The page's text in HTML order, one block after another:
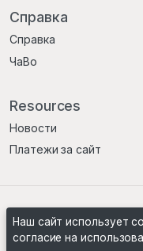
Справка
Справка
ЧаВо
Resources
Новости
Платежи за сайт
Условия
Наш сайт использует
согласие на